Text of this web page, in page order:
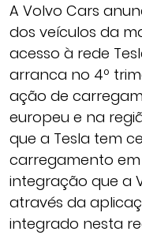
A Volvo Cars
dos veículos da
acesso à rede
arranca no 4º
ação de
europeu e na
que a Tesla tem
carregamento
integração que a
através da
integrado nesta